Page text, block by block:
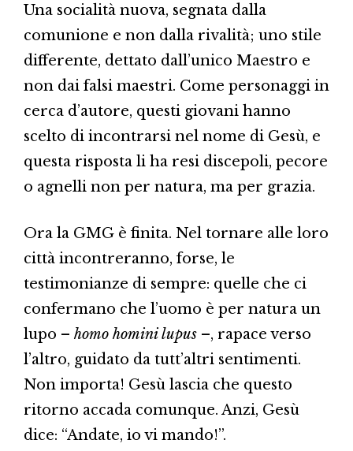
Una socialità nuova, segnata dalla
comunione e non dalla rivalità; uno stile
differente, dettato dall’unico Maestro e
non dai falsi maestri. Come personaggi in
cerca d’autore, questi giovani hanno
scelto di incontrarsi nel nome di Gesù, e
questa risposta li ha resi discepoli, pecore
o agnelli non per natura, ma per grazia.
Ora la GMG è finita. Nel tornare alle loro
città incontreranno, forse, le
testimonianze di sempre: quelle che ci
confermano che l’uomo è per natura un
lupo – homo homini lupus –, rapace verso
l’altro, guidato da tutt’altri sentimenti.
Non importa! Gesù lascia che questo
ritorno accada comunque. Anzi, Gesù
dice: “Andate, io vi mando!”.